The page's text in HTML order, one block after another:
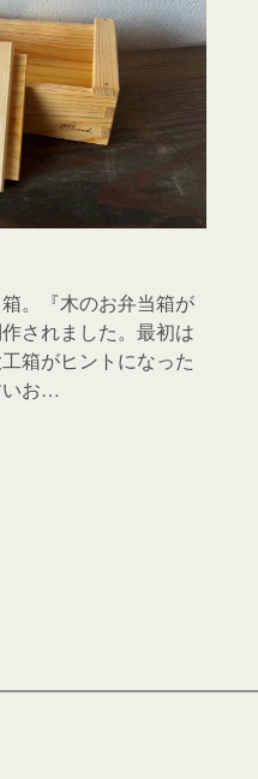
。『木のお弁当箱が
されました。最初は
箱がヒントになった
いお…